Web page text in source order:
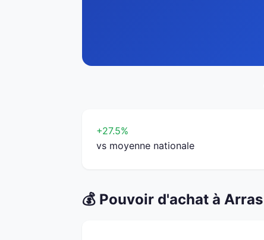
+27.5%
vs moyenne nationale
💰 Pouvoir d'achat à Arras